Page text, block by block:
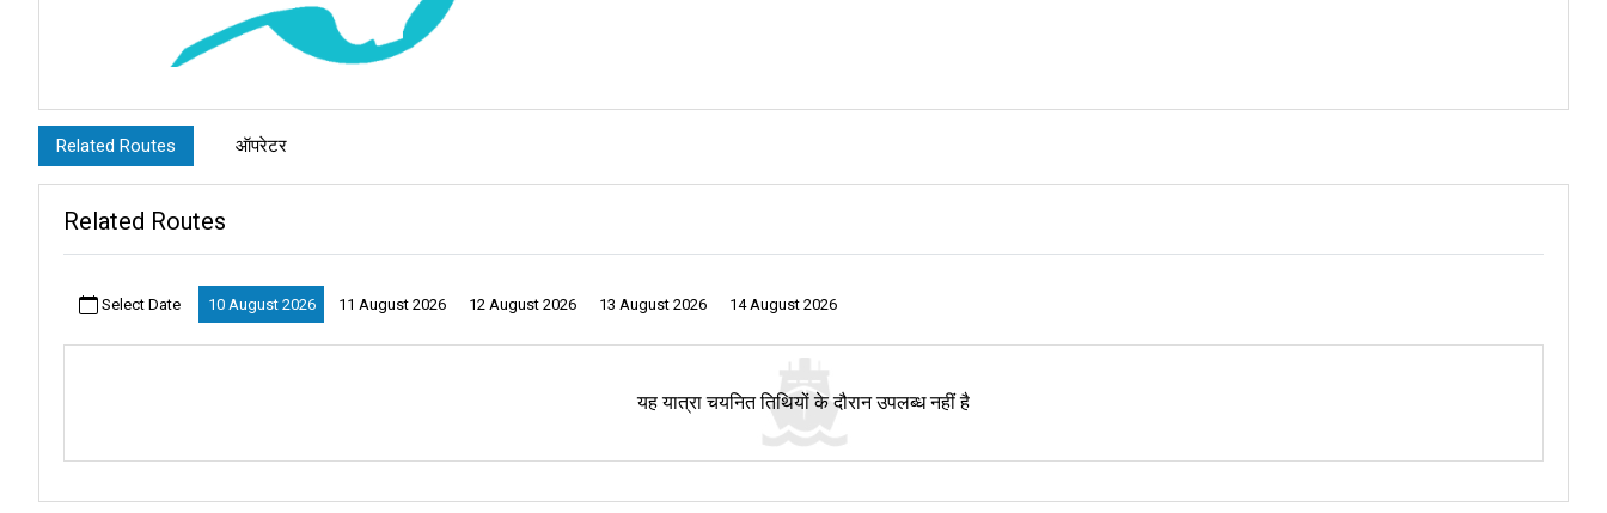
Related Routes ऑपरेटर
Related Routes
Select Date 10 August 2026 11 August 2026 12 August 2026 13 August 2026 14 August 2026
यह यात्रा चयनित तिथियों के दौरान उपलब्ध नहीं है